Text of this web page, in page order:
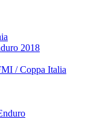
2018
/ Coppa Italia